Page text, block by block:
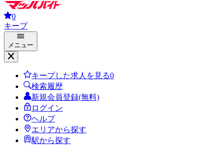
0
キープ
メニュー
キープした求人を見る0
検索履歴
新規会員登録(無料)
ログイン
ヘルプ
エリアから探す
駅から探す